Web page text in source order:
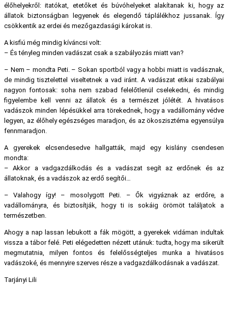
élőhelyekről: itatókat, etetőket és búvóhelyeket alakítanak ki, hogy az
állatok biztonságban legyenek és elegendő táplálékhoz jussanak. Így
csökkentik az erdei és mezőgazdasági károkat is.
A kisfiú még mindig kíváncsi volt:
– És tényleg minden vadászat csak a szabályozás miatt van?
– Nem – mondta Peti. – Sokan sportból vagy a hobbi miatt is vadásznak,
de mindig tisztelettel viseltetnek a vad iránt. A vadászat etikai szabályai
nagyon fontosak: soha nem szabad felelőtlenül cselekedni, és mindig
figyelembe kell venni az állatok és a természet jólétét. A hivatásos
vadászok minden lépésükkel arra törekednek, hogy a vadállomány védve
legyen, az élőhely egészséges maradjon, és az ökoszisztéma egyensúlya
fennmaradjon.
A gyerekek elcsendesedve hallgatták, majd egy kislány csendesen
mondta:
– Akkor a vadgazdálkodás és a vadászat segít az erdőnek és az
állatoknak, és a vadászok az erdő segítői…
– Valahogy így! – mosolygott Peti. – Ők vigyáznak az erdőre, a
vadállományra, és biztosítják, hogy ti is sokáig örömöt találjatok a
természetben.
Ahogy a nap lassan lebukott a fák mögött, a gyerekek vidáman indultak
vissza a tábor felé. Peti elégedetten nézett utánuk: tudta, hogy ma sikerült
megmutatnia, milyen fontos és felelősségteljes munka a hivatásos
vadászoké, és mennyire szerves része a vadgazdálkodásnak a vadászat.
Tarjányi Lili